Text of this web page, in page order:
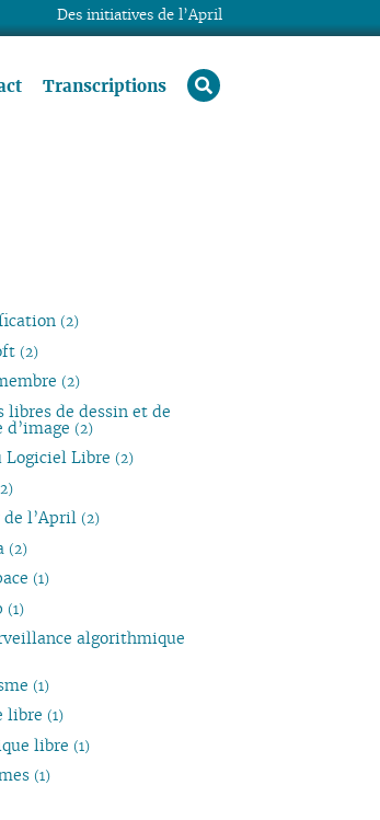
Transcriptions rechercher
(2)
(2)
(2)
libres de dessin et de
d’image (2)
Logiciel Libre (2)
l’April (2)
(2)
(1)
(1)
algorithmique
(1)
libre (1)
libre (1)
(1)
Des initiatives de l’April